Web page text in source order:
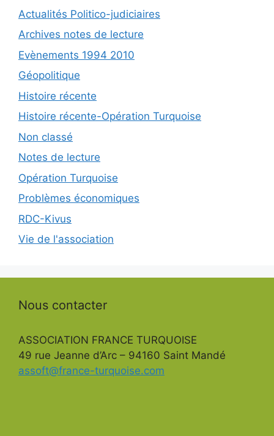
Actualités Politico-judiciaires
Archives notes de lecture
Evènements 1994 2010
Géopolitique
Histoire récente
Histoire récente-Opération Turquoise
Non classé
Notes de lecture
Opération Turquoise
Problèmes économiques
RDC-Kivus
Vie de l'association
Nous contacter
ASSOCIATION FRANCE TURQUOISE
49 rue Jeanne d’Arc – 94160 Saint Mandé
assoft@france-turquoise.com